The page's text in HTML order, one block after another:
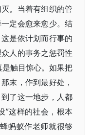
。当着有组织的管
定会愈来愈少。结
是依计划而行事的
人的事务之惩罚性
触目惊心。如果把
末，作到最好处，
了这一地步，人都
”这样的社会，根本
蚂蚁作老师就很够